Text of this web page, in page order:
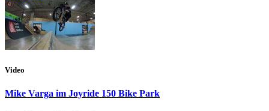
Video
Mike Varga im Joyride 150 Bike Park